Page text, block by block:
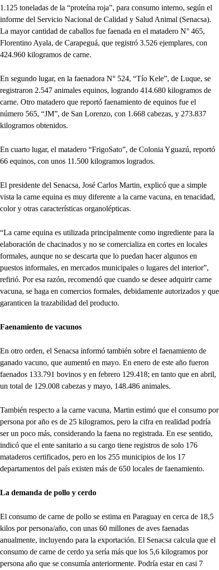
1.125 toneladas de la “proteína roja”, para consumo interno, según el
informe del Servicio Nacional de Calidad y Salud Animal (Senacsa).
La mayor cantidad de caballos fue faenada en el matadero N° 465,
Florentino Ayala, de Carapeguá, que registró 3.526 ejemplares, con
424.960 kilogramos de carne.
En segundo lugar, en la faenadora N° 524, “Tío Kele”, de Luque, se
registraron 2.547 animales equinos, logrando 414.680 kilogramos de
carne. Otro matadero que reportó faenamiento de equinos fue el
número 565, “JM”, de San Lorenzo, con 1.668 cabezas, y 273.837
kilogramos obtenidos.
En cuarto lugar, el matadero “FrigoSato”, de Colonia Yguazú, reportó
66 equinos, con unos 11.500 kilogramos logrados.
El presidente del Senacsa, José Carlos Martin, explicó que a simple
vista la carne equina es muy diferente a la carne vacuna, en tenacidad,
color y otras características organolépticas.
“La carne equina es utilizada principalmente como ingrediente para la
elaboración de chacinados y no se comercializa en cortes en locales
formales, aunque no se descarta que lo puedan hacer algunos en
puestos informales, en mercados municipales o lugares del interior”,
refirió. Por esa razón, recomendó que cuando se desee adquirir carne
vacuna, se haga en comercios formales, debidamente autorizados y que
garanticen la trazabilidad del producto.
Faenamiento de vacunos
En otro orden, el Senacsa informó también sobre el faenamiento de
ganado vacuno, que aumentó en mayo. En enero de este año fueron
faenados 133.791 bovinos y en febrero 129.418; en tanto que en abril,
un total de 129.008 cabezas y mayo, 148.486 animales.
También respecto a la carne vacuna, Martin estimó que el consumo por
persona por año es de 25 kilogramos, pero la cifra en realidad podría
ser un poco más, considerando la faena no registrada. En ese sentido,
indicó que el ente sanitario a su cargo tiene registros de solo 176
mataderos certificados, pero en los 255 municipios de los 17
departamentos del país existen más de 650 locales de faenamiento.
La demanda de pollo y cerdo
El consumo de carne de pollo se estima en Paraguay en cerca de 18,5
kilos por persona/año, con unas 60 millones de aves faenadas
anualmente, incluyendo para la exportación. El Senacsa calcula que el
consumo de carne de cerdo ya sería más que los 5,6 kilogramos por
persona año que se consumía anteriormente. Podría estar en casi 7